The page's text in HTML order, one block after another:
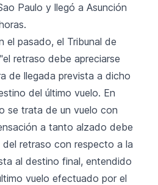
Paulo y llegó a Asunción
el pasado, el Tribunal de
retraso debe apreciarse
de llegada prevista a dicho
del último vuelo. En
se trata de un vuelo con
a tanto alzado debe
retraso con respecto a la
al destino final, entendido
vuelo efectuado por el